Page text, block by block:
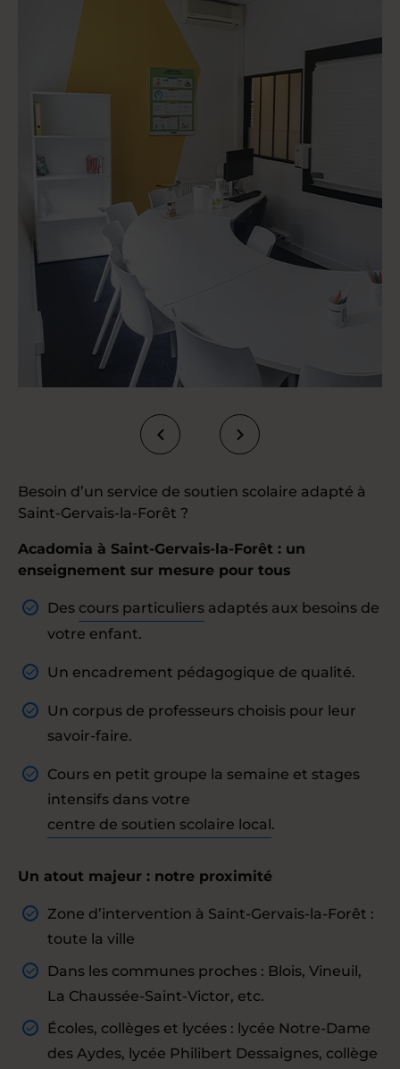
Besoin d’un service de soutien scolaire adapté à
Saint-Gervais-la-Forêt ?
Acadomia à Saint-Gervais-la-Forêt : un
enseignement sur mesure pour tous
Des cours particuliers adaptés aux besoins de
votre enfant.
Un encadrement pédagogique de qualité.
Un corpus de professeurs choisis pour leur
savoir-faire.
Cours en petit groupe la semaine et stages
intensifs dans votre
centre de soutien scolaire local.
Un atout majeur : notre proximité
Zone d’intervention à Saint-Gervais-la-Forêt :
toute la ville
Dans les communes proches : Blois, Vineuil,
La Chaussée-Saint-Victor, etc.
Écoles, collèges et lycées : lycée Notre-Dame
des Aydes, lycée Philibert Dessaignes, collège